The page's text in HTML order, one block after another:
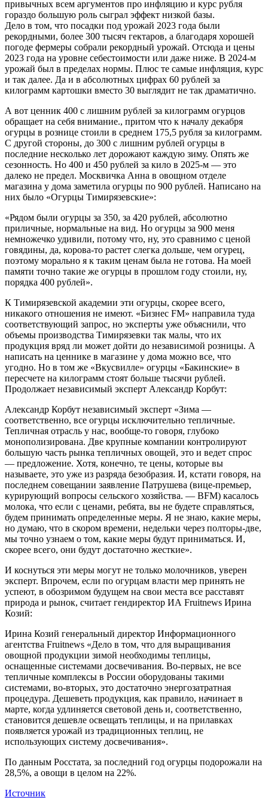
привычных всем аргументов про инфляцию и курс рубля
гораздо большую роль сыграл эффект низкой базы.
Дело в том, что посадки под урожай 2023 года были
рекордными, более 300 тысяч гектаров, а благодаря хорошей
погоде фермеры собрали рекордный урожай. Отсюда и цены
2023 года на уровне себестоимости или даже ниже. В 2024-м
урожай был в пределах нормы. Плюс те самые инфляция, курс
и так далее. Да и в абсолютных цифрах 60 рублей за
килограмм картошки вместо 30 выглядит не так драматично.
А вот ценник 400 с лишним рублей за килограмм огурцов
обращает на себя внимание., притом что к началу декабря
огурцы в рознице стоили в среднем 175,5 рубля за килограмм.
С другой стороны, до 300 с лишним рублей огурцы в
последние несколько лет дорожают каждую зиму. Опять же
сезонность. Но 400 и 450 рублей за кило в 2025-м — это
далеко не предел. Москвичка Анна в овощном отделе
магазина у дома заметила огурцы по 900 рублей. Написано на
них было «Огурцы Тимирязевские»:
«Рядом были огурцы за 350, за 420 рублей, абсолютно
приличные, нормальные на вид. Но огурцы за 900 меня
немножечко удивили, потому что, ну, это сравнимо с ценой
говядины, да, корова-то растет слегка дольше, чем огурец,
поэтому морально я к таким ценам была не готова. На моей
памяти точно такие же огурцы в прошлом году стоили, ну,
порядка 400 рублей».
К Тимирязевской академии эти огурцы, скорее всего,
никакого отношения не имеют. «Бизнес FM» направила туда
соответствующий запрос, но эксперты уже объяснили, что
объемы производства Тимирязевки так малы, что их
продукция вряд ли может дойти до независимой розницы. А
написать на ценнике в магазине у дома можно все, что
угодно. Но в том же «Вкусвилле» огурцы «Бакинские» в
пересчете на килограмм стоят больше тысячи рублей.
Продолжает независимый эксперт Александр Корбут:
Александр Корбут независимый эксперт «Зима —
соответственно, все огурцы исключительно тепличные.
Тепличная отрасль у нас, вообще-то говоря, глубоко
монополизирована. Две крупные компании контролируют
большую часть рынка тепличных овощей, это и ведет спрос
— предложение. Хотя, конечно, те цены, которые вы
называете, это уже из разряда безобразия. И, кстати говоря, на
последнем совещании заявление Патрушева (вице-премьер,
курирующий вопросы сельского хозяйства. — BFM) касалось
молока, что если с ценами, ребята, вы не будете справляться,
будем принимать определенные меры. Я не знаю, какие меры,
но думаю, что в скором времени, недельки через полторы-две,
мы точно узнаем о том, какие меры будут приниматься. И,
скорее всего, они будут достаточно жесткие».
И коснуться эти меры могут не только молочников, уверен
эксперт. Впрочем, если по огурцам власти мер принять не
успеют, в обозримом будущем на свои места все расставят
природа и рынок, считает гендиректор ИА Fruitnews Ирина
Козий:
Ирина Козий генеральный директор Информационного
агентства Fruitnews «Дело в том, что для выращивания
овощной продукции зимой необходимы теплицы,
оснащенные системами досвечивания. Во-первых, не все
тепличные комплексы в России оборудованы такими
системами, во-вторых, это достаточно энергозатратная
процедура. Дешеветь продукция, как правило, начинает в
марте, когда удлиняется световой день и, соответственно,
становится дешевле освещать теплицы, и на прилавках
появляется урожай из традиционных теплиц, не
использующих систему досвечивания».
По данным Росстата, за последний год огурцы подорожали на
28,5%, а овощи в целом на 22%.
Источник